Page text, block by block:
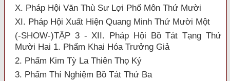
X. Pháp Hội Văn Thù Sư Lợi Phố Môn Thứ Mười
XI. Pháp Hội Xuất Hiện Quang Minh Thứ Mười Một
(-SHOW-)TẬP 3 - XII. Pháp Hội Bồ Tát Tạng Thứ
Mười Hai 1. Phẩm Khai Hóa Trưởng Giả
2. Phẩm Kim Tỳ La Thiên Thọ Ký
3. Phẩm Thí Nghiệm Bồ Tát Thứ Ba